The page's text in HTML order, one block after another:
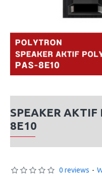
SPEAKER AKTIF
8E10
0 reviews -